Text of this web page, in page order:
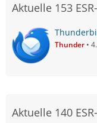
Aktuelle 153
Thunder
Aktuelle 140